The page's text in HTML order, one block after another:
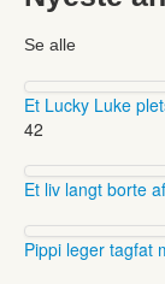
Se alle
Et Lucky Luke
42
Et liv langt borte
Pippi leger tagfat